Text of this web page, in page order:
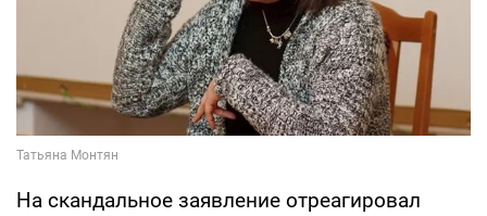
На скандальное заявление отреагировал